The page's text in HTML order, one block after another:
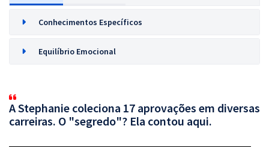
Conhecimentos Específicos
Equilíbrio Emocional
A Stephanie coleciona 17 aprovações em diversas
carreiras. O "segredo"? Ela contou aqui.